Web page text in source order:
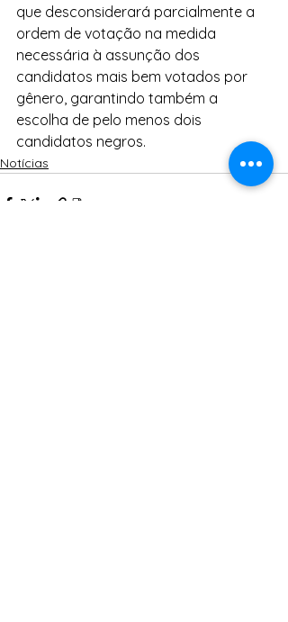
que desconsiderará parcialmente a
ordem de votação na medida
necessária à assunção dos
candidatos mais bem votados por
gênero, garantindo também a
escolha de pelo menos dois
candidatos negros.
Notícias